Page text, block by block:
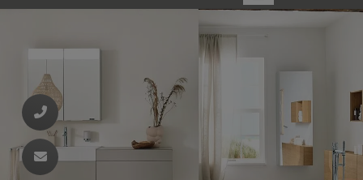
schließen
schließen